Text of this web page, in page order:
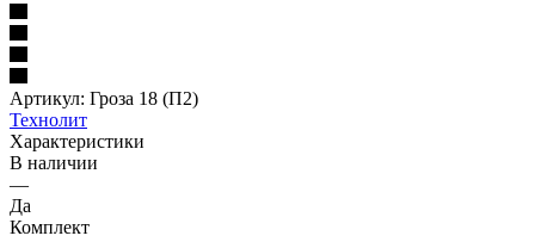
Артикул: Гроза 18 (П2)
Технолит
Характеристики
В наличии
—
Да
Комплект